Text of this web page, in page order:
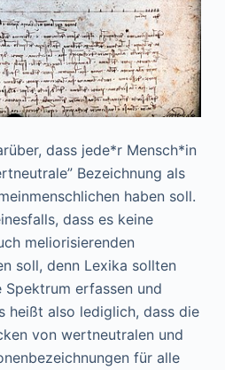
dass jede*r Mensch*in
Bezeichnung als
haben soll.
dass es keine
meliorisierenden
soll, denn Lexika sollten
erfassen und
heißt also lediglich, dass die
von wertneutralen und
für alle